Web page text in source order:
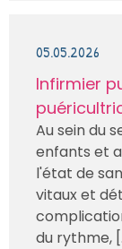
05.05.2026
Infirmier
Au sein du
enfants et
l'état de
vitaux et
du rythme,